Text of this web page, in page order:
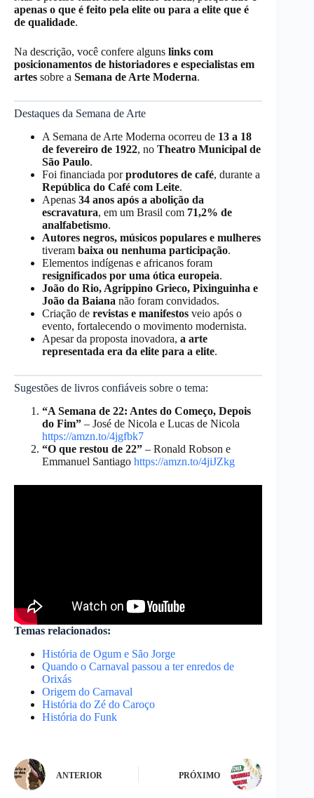
apenas o que é feito pela elite ou para a elite que é
de qualidade.
Na descrição, você confere alguns links com
posicionamentos de historiadores e especialistas em
artes sobre a Semana de Arte Moderna.
Destaques da Semana de Arte
A Semana de Arte Moderna ocorreu de 13 a 18
de fevereiro de 1922, no Theatro Municipal de
São Paulo.
Foi financiada porprodutores de café, durante a
República do Café com Leite.
Apenas 34 anos após a abolição da
escravatura, em um Brasil com 71,2% de
analfabetismo.
Autores negros, músicos populares e mulheres
tiveram baixa ou nenhuma participação.
Elementos indígenas e africanos foram
resignificados por uma ótica europeia.
João do Rio, Agrippino Grieco, Pixinguinha e
João da Baiana não foram convidados.
Criação de revistas e manifestos veio após o
evento, fortalecendo o movimento modernista.
Apesar da proposta inovadora, a arte
representada era da elite para a elite.
Sugestões de livros confiáveis sobre o tema:
“A Semana de 22: Antes do Começo, Depois
do Fim” – José de Nicola e Lucas de Nicola
https://amzn.to/4jgfbk7
“O que restou de 22” – Ronald Robson e
Emmanuel Santiago https://amzn.to/4jiJZkg
Temas relacionados:
História de Ogum e São Jorge
Quando o Carnaval passou a ter enredos de
Orixás
Origem do Carnaval
História do Zé do Caroço
História do Funk
ANTERIOR PRÓXIMO